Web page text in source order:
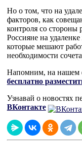
Но о том, что на
факторов, как
контроля со стороны
Россияне на
которые мешают
необходимости
Напомним, на нашем
бесплатно
Узнавай о новостях
ВКонтакте